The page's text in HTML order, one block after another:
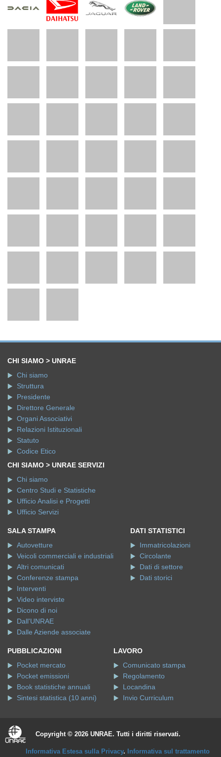
CHI SIAMO > UNRAE
Chi siamo
Struttura
Presidente
Direttore Generale
Organi Associativi
Relazioni Istituzionali
Statuto
Codice Etico
CHI SIAMO > UNRAE SERVIZI
Chi siamo
Centro Studi e Statistiche
Ufficio Analisi e Progetti
Ufficio Servizi
SALA STAMPA
Autovetture
Veicoli commerciali e industriali
Altri comunicati
Conferenze stampa
Interventi
Video interviste
Dicono di noi
Dall'UNRAE
Dalle Aziende associate
DATI STATISTICI
Immatricolazioni
Circolante
Dati di settore
Dati storici
PUBBLICAZIONI
Pocket mercato
Pocket emissioni
Book statistiche annuali
Sintesi statistica (10 anni)
LAVORO
Comunicato stampa
Regolamento
Locandina
Invio Curriculum
Copyright © 2026 UNRAE. Tutti i diritti riservati.
Informativa Estesa sulla Privacy. Informativa sul trattamento